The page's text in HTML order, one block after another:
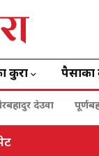
कुरा पैसाका
देउवा